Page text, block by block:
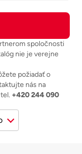
spoločnosti
nie je verejne
požiadať o
nás na
+420 244 090